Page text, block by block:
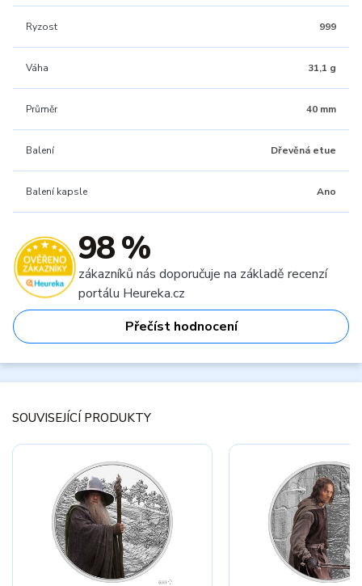
Ryzost 999
Váha 31,1 g
Průměr 40 mm
Balení Dřevěná etue
Balení kapsle Ano
98 %
zákazníků nás doporučuje na základě recenzí
portálu Heureka.cz
Přečíst hodnocení
SOUVISEJÍCÍ PRODUKTY